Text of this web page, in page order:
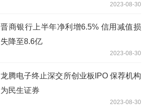
2023-08-30
晋商银行上半年净利增6.5% 信用减值损
失降至8.6亿
2023-08-30
龙腾电子终止深交所创业板IPO 保荐机构
为民生证券
2023-08-30